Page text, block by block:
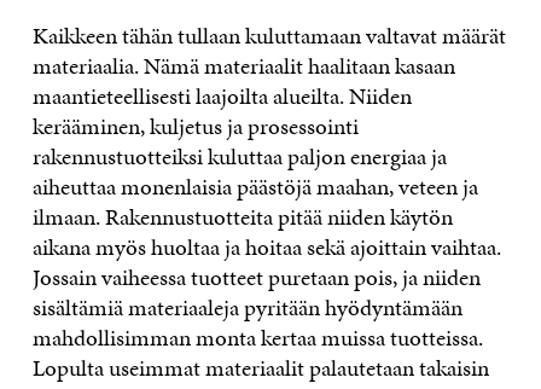
Kaikkeen tähän tullaan kuluttamaan valtavat määrät
materiaalia. Nämä materiaalit haalitaan kasaan
maantieteellisesti laajoilta alueilta. Niiden
kerääminen, kuljetus ja prosessointi
rakennustuotteiksi kuluttaa paljon energiaa ja
aiheuttaa monenlaisia päästöjä maahan, veteen ja
ilmaan. Rakennustuotteita pitää niiden käytön
aikana myös huoltaa ja hoitaa sekä ajoittain vaihtaa.
Jossain vaiheessa tuotteet puretaan pois, ja niiden
sisältämiä materiaaleja pyritään hyödyntämään
mahdollisimman monta kertaa muissa tuotteissa.
Lopulta useimmat materiaalit palautetaan takaisin